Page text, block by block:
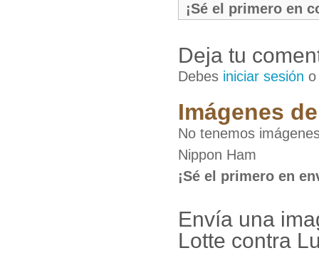
¡Sé el primero en
Deja tu
Debes iniciar sesión
Imágenes
No tenemos
Nippon Ham
¡Sé el primero en
Envía una
Lotte contra